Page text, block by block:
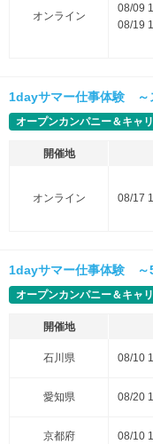
オンライン
08/09
08/19
1dayサマー仕事体験 ～
オープンカンパニー＆キャ
開催地
オンライン 08/17
1dayサマー仕事体験 ～
オープンカンパニー＆キャ
開催地
石川県 08/10
愛知県 08/20
京都府 08/10